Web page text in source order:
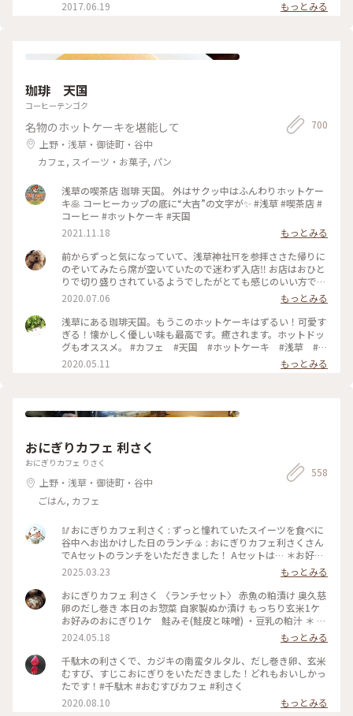
2017.06.19
もっとみる
珈琲 天国
コーヒーテンゴク
名物のホットケーキを堪能して
上野・浅草・御徒町・谷中
カフェ, スイーツ・お菓子, パン
700
浅草の喫茶店 珈琲 天国。 外はサクッ中はふんわりホットケー
キ🥞 コーヒーカップの底に“大吉”の文字が✨ #浅草 #喫茶店 #
コーヒー #ホットケーキ #天国
2021.11.18
もっとみる
前からずっと気になっていて、浅草神社⛩を参拝ささた帰りに
のぞいてみたら席が空いていたので迷わず入店‼️ お店はおひと
りで切り盛りされているようでしたがとても感じのいい方で、
ホットケーキ🥞は昔ながらの素朴なかんじがコーヒー☕️によく
合って美味しかった😆💕
2020.07.06
もっとみる
浅草にある珈琲天国。もうこのホットケーキはずるい！可愛す
ぎる！懐かしく優しい味も最高です。癒されます。ホットドッ
グもオススメ。 #カフェ #天国 #ホットケーキ #浅草 #東
京
2020.05.11 もっとみる
おにぎりカフェ 利さく
おにぎりカフェ りさく
上野・浅草・御徒町・谷中
ごはん, カフェ
558
🥢おにぎりカフェ利さく : ずっと憧れていたスイーツを食べに
谷中へお出かけした日のランチ🍙 : おにぎりカフェ利さくさん
でAセットのランチをいただきました！ Aセットは… ＊お好み
のおにぎり2個 ＊お好みのスープ を選べて¥900でした✨ おに
ぎりは30種類ほどあり、注文が入ってから作ってくれるシステ
ムです🍙 とにかく種類が多いので、気になるおにぎりがたく
さん🤤 迷いに迷って、『炙りみそにぎり』と『クリームチーズ
たらこ』を選びました！ おにぎり屋さんのおにぎり…✨ お米
や海苔、塩などの素材、炊き方にもこだわっていてとっても美
味しかったです♡ スープは季節限定の『豆乳の粕汁』を選び
ました！ まろやかで優しい味で美味しかった😌 : スイーツをい
ただく予定があったのでお昼は控えめに。 それでも、意外と
お腹いっぱいになりました🎵 : お店は千駄木駅の近くで行きや
すいです🌟 平日のお休みの日に行きましたが、意外と混んで
いて20分くらい待って座れました。 外国人の方が多かった
2025.03.23
もっとみる
おにぎりカフェ 利さく 〈ランチセット〉 赤魚の粕漬け 奥久慈
卵のだし巻き 本日のお惣菜 自家製ぬか漬け もっちり玄米1ケ
お好みのおにぎり1ケ 鮭みそ(鮭皮と味噌) ・豆乳の粕汁 ＊ お
久しぶりのおにぎりランチ☆ 千駄木駅近くの「おにぎりカフ
ェ 利さく」へ…☆ おにぎりと小鉢いろいろの お得なランチセ
ット☆ お好みのおにぎり1ケには 悩んだ末に鮭みそ(鮭皮と味
噌)を☆ 赤魚の粕漬けやだし巻き 小松菜のお浸し ぬか漬け ど
れもおいしくホッとする味わい☆ 鮭みそのおにぎりも もちろ
んおいしかったですが もっちり玄米がまた たまらなく味わい
深いおいしさ☆☆☆ やっぱり おにぎり屋さんのおにぎりはお
2024.05.18
もっとみる
千駄木の利さくで、カジキの南蛮タルタル、だし巻き卵、玄米
むすび、すじこおにぎりをいただきました！どれもおいしかっ
たです！#千駄木 #おむすびカフェ #利さく
2020.08.10
もっとみる